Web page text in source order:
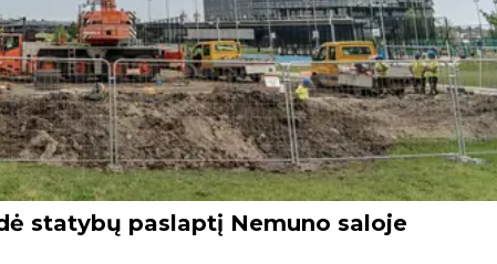
statybų paslaptį Nemuno saloje